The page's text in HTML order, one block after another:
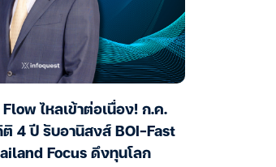
ไหลเข้าต่อเนื่อง! ก.ค.
4 ปี รับอานิสงส์ BOI-Fast
Focus ดึงทุนโลก